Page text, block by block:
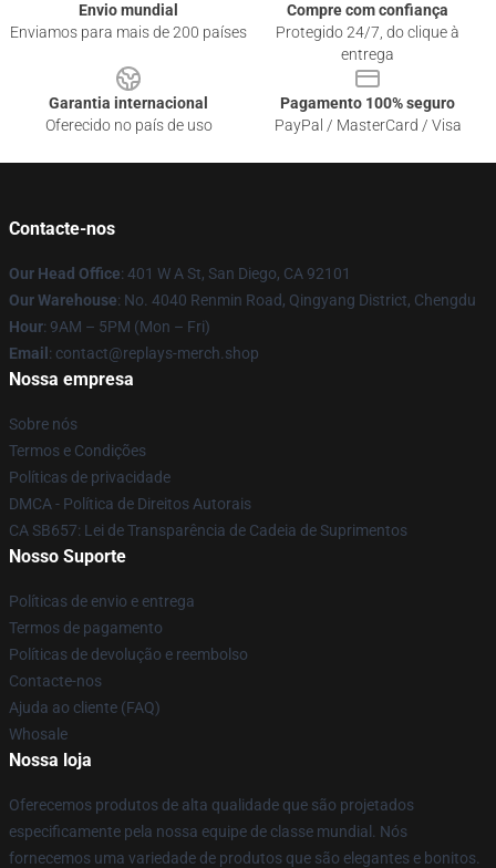
Envio mundial
Enviamos para mais de 200 países
Compre com confiança
Protegido 24/7, do clique à
entrega
Garantia internacional
Oferecido no país de uso
Pagamento 100% seguro
PayPal / MasterCard / Visa
Contacte-nos
Our Head Office: 401 W A St, San Diego, CA 92101
Our Warehouse: No. 4040 Renmin Road, Qingyang District, Chengdu
Hour: 9AM – 5PM (Mon – Fri)
Email : contact@replays-merch.shop
Nossa empresa
Sobre nós
Termos e Condições
Políticas de privacidade
DMCA - Política de Direitos Autorais
CA SB657: Lei de Transparência de Cadeia de Suprimentos
Nosso Suporte
Políticas de envio e entrega
Termos de pagamento
Políticas de devolução e reembolso
Contacte-nos
Ajuda ao cliente (FAQ)
Whosale
Nossa loja
Oferecemos produtos de alta qualidade que são projetados
especificamente pela nossa equipe de classe mundial. Nós
fornecemos uma variedade de produtos que são elegantes e bonitos.